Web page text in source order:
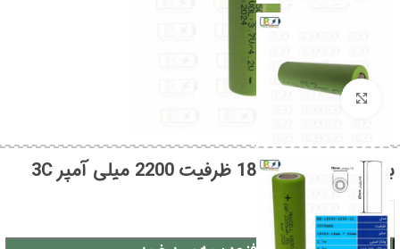
بزرگنمایی تصویر
باتری لیتیومی 18650 ظرفیت 2200 میلی آمپر 3C